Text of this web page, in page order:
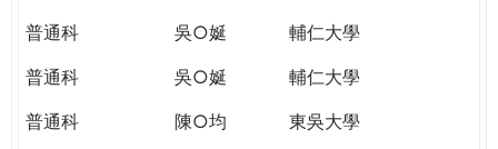
普通科
吳○娫
輔仁大學
普通科
吳○娫
輔仁大學
普通科
陳○均
東吳大學